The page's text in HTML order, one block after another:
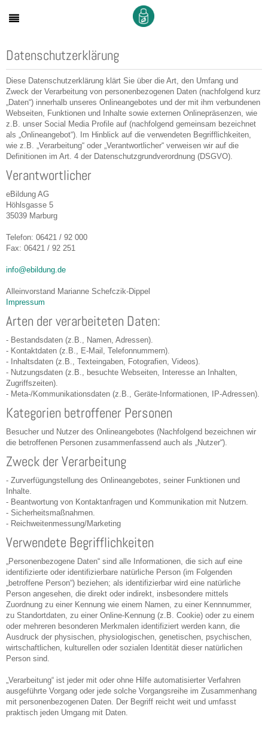
Datenschutzerklärung
Diese Datenschutzerklärung klärt Sie über die Art, den Umfang und
Zweck der Verarbeitung von personenbezogenen Daten (nachfolgend kurz
„Daten“) innerhalb unseres Onlineangebotes und der mit ihm verbundenen
Webseiten, Funktionen und Inhalte sowie externen Onlinepräsenzen, wie
z.B. unser Social Media Profile auf (nachfolgend gemeinsam bezeichnet
als „Onlineangebot“). Im Hinblick auf die verwendeten Begrifflichkeiten,
wie z.B. „Verarbeitung“ oder „Verantwortlicher“ verweisen wir auf die
Definitionen im Art. 4 der Datenschutzgrundverordnung (DSGVO).
Verantwortlicher
eBildung AG
Höhlsgasse 5
35039 Marburg
Telefon: 06421 / 92 000
Fax: 06421 / 92 251
info@ebildung.de
Alleinvorstand Marianne Schefczik-Dippel
Impressum
Arten der verarbeiteten Daten:
- Bestandsdaten (z.B., Namen, Adressen).
- Kontaktdaten (z.B., E-Mail, Telefonnummern).
- Inhaltsdaten (z.B., Texteingaben, Fotografien, Videos).
- Nutzungsdaten (z.B., besuchte Webseiten, Interesse an Inhalten,
Zugriffszeiten).
- Meta-/Kommunikationsdaten (z.B., Geräte-Informationen, IP-Adressen).
Kategorien betroffener Personen
Besucher und Nutzer des Onlineangebotes (Nachfolgend bezeichnen wir
die betroffenen Personen zusammenfassend auch als „Nutzer“).
Zweck der Verarbeitung
- Zurverfügungstellung des Onlineangebotes, seiner Funktionen und
Inhalte.
- Beantwortung von Kontaktanfragen und Kommunikation mit Nutzern.
- Sicherheitsmaßnahmen.
- Reichweitenmessung/Marketing
Verwendete Begrifflichkeiten
„Personenbezogene Daten“ sind alle Informationen, die sich auf eine
identifizierte oder identifizierbare natürliche Person (im Folgenden
„betroffene Person“) beziehen; als identifizierbar wird eine natürliche
Person angesehen, die direkt oder indirekt, insbesondere mittels
Zuordnung zu einer Kennung wie einem Namen, zu einer Kennnummer,
zu Standortdaten, zu einer Online-Kennung (z.B. Cookie) oder zu einem
oder mehreren besonderen Merkmalen identifiziert werden kann, die
Ausdruck der physischen, physiologischen, genetischen, psychischen,
wirtschaftlichen, kulturellen oder sozialen Identität dieser natürlichen
Person sind.
„Verarbeitung“ ist jeder mit oder ohne Hilfe automatisierter Verfahren
ausgeführte Vorgang oder jede solche Vorgangsreihe im Zusammenhang
mit personenbezogenen Daten. Der Begriff reicht weit und umfasst
praktisch jeden Umgang mit Daten.